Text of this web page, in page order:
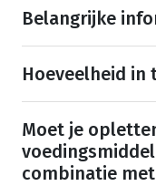
Belangrijke
Hoeveelheid in
Moet je
combinatie